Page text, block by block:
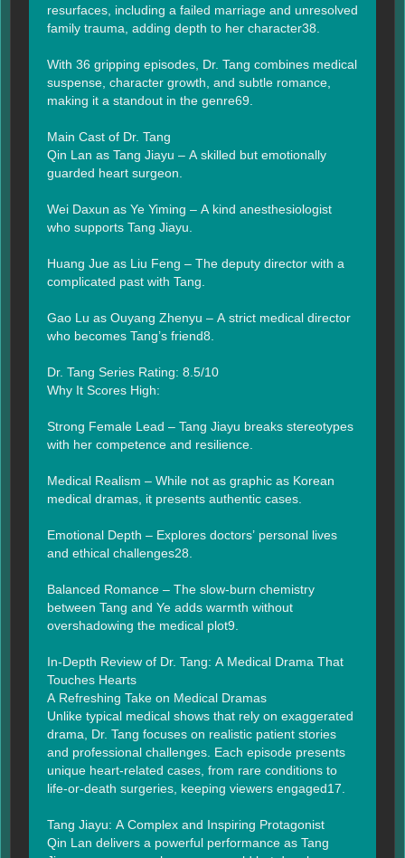
resurfaces, including a failed marriage and unresolved
family trauma, adding depth to her character38.
With 36 gripping episodes, Dr. Tang combines medical
suspense, character growth, and subtle romance,
making it a standout in the genre69.
Main Cast of Dr. Tang
Qin Lan as Tang Jiayu – A skilled but emotionally
guarded heart surgeon.
Wei Daxun as Ye Yiming – A kind anesthesiologist
who supports Tang Jiayu.
Huang Jue as Liu Feng – The deputy director with a
complicated past with Tang.
Gao Lu as Ouyang Zhenyu – A strict medical director
who becomes Tang’s friend8.
Dr. Tang Series Rating: 8.5/10
Why It Scores High:
Strong Female Lead – Tang Jiayu breaks stereotypes
with her competence and resilience.
Medical Realism – While not as graphic as Korean
medical dramas, it presents authentic cases.
Emotional Depth – Explores doctors’ personal lives
and ethical challenges28.
Balanced Romance – The slow-burn chemistry
between Tang and Ye adds warmth without
overshadowing the medical plot9.
In-Depth Review of Dr. Tang: A Medical Drama That
Touches Hearts
A Refreshing Take on Medical Dramas
Unlike typical medical shows that rely on exaggerated
drama, Dr. Tang focuses on realistic patient stories
and professional challenges. Each episode presents
unique heart-related cases, from rare conditions to
life-or-death surgeries, keeping viewers engaged17.
Tang Jiayu: A Complex and Inspiring Protagonist
Qin Lan delivers a powerful performance as Tang